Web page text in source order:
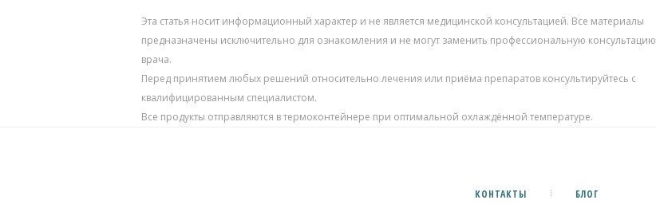
Эта статья носит информационный характер и не является медицинской консультацией. Все материалы
предназначены исключительно для ознакомления и не могут заменить профессиональную консультацию
врача.
Перед принятием любых решений относительно лечения или приёма препаратов консультируйтесь с
квалифицированным специалистом.
Все продукты отправляются в термоконтейнере при оптимальной охлаждённой температуре.
КОНТАКТЫ БЛОГ